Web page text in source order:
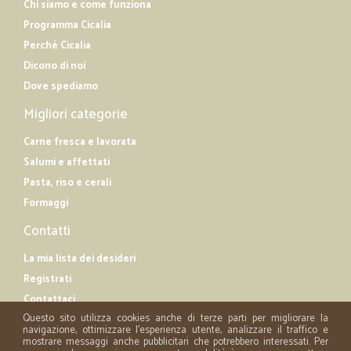
Chi siamo e come funziona
Programma Cicalia
Perché Cicalia
Dicono di noi
Dove spediamo
Migliori categorie
Carne fresca e lavorata
Salumi e affettati
Pasta, riso e cerali
Formaggi
Contatti
La mia lista dei desideri
Registrati
Contattaci
Questo sito utilizza cookies anche di terze parti per migliorare la
navigazione, ottimizzare l'esperienza utente, analizzare il traffico e
mostrare messaggi anche pubblicitari che potrebbero interessati. Per